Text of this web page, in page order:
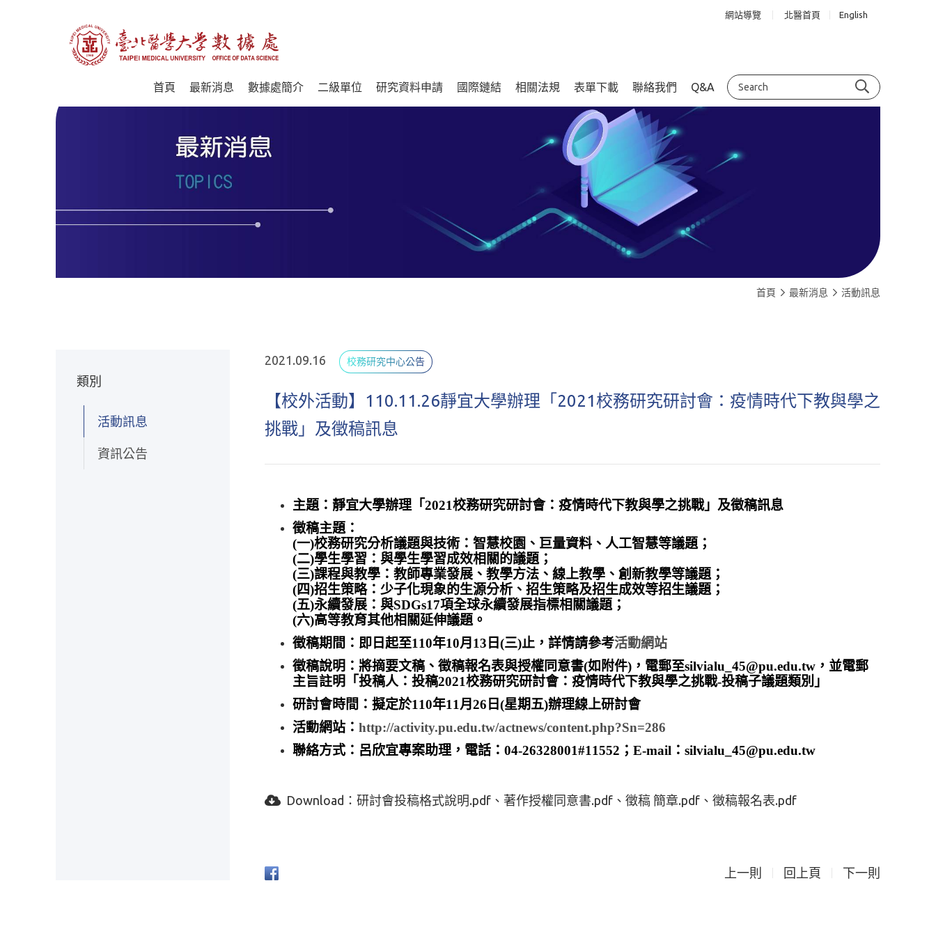
網站導覽 北醫首頁 English
首頁 最新消息 數據處簡介 二級單位 研究資料申請 國際鏈結 相關法規 表單下載 聯絡我們 Q&A
首頁 最新消息 活動訊息
類別
活動訊息
資訊公告
2021.09.16 校務研究中心公告
【校外活動】110.11.26靜宜大學辦理「2021校務研究研討會：疫情時代下教與學之
挑戰」及徵稿訊息
主題：靜宜大學辦理「2021校務研究研討會：疫情時代下教與學之挑戰」及徵稿訊息
徵稿主題：
(一)校務研究分析議題與技術：智慧校園、巨量資料、人工智慧等議題；
(二)學生學習：與學生學習成效相關的議題；
(三)課程與教學：教師專業發展、教學方法、線上教學、創新教學等議題；
(四)招生策略：少子化現象的生源分析、招生策略及招生成效等招生議題；
(五)永續發展：與SDGs17項全球永續發展指標相關議題；
(六)高等教育其他相關延伸議題。
徵稿期間：即日起至110年10月13日(三)止，詳情請參考活動網站
徵稿說明：將摘要文稿、徵稿報名表與授權同意書(如附件)，電郵至silvialu_45@pu.edu.tw，並電郵
主旨註明「投稿人：投稿2021校務研究研討會：疫情時代下教與學之挑戰-投稿子議題類別」
研討會時間：擬定於110年11月26日(星期五)辦理線上研討會
活動網站： http://activity.pu.edu.tw/actnews/content.php?Sn=286
聯絡方式：呂欣宜專案助理，電話：04-26328001#11552；E-mail：silvialu_45@pu.edu.tw
Download： 研討會投稿格式說明.pdf 著作授權同意書.pdf 徵稿 簡章.pdf 徵稿報名表.pdf
上一則 回上頁 下一則